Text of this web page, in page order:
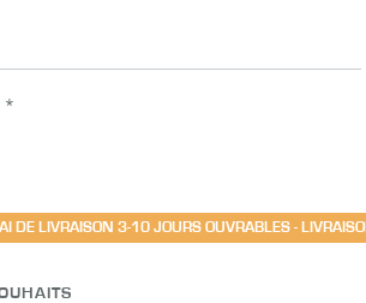
*
DE LIVRAISON 3-10 JOURS OUVRABLES -